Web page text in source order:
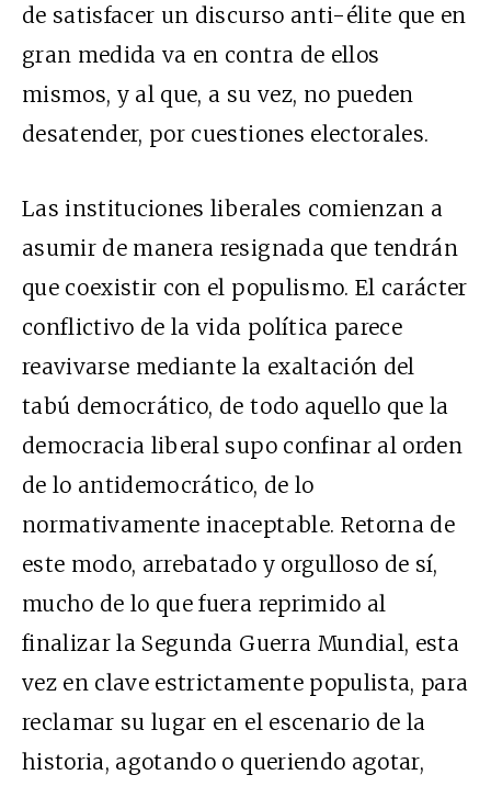
de satisfacer un discurso anti-élite que en
gran medida va en contra de ellos
mismos, y al que, a su vez, no pueden
desatender, por cuestiones electorales.
Las instituciones liberales comienzan a
asumir de manera resignada que tendrán
que coexistir con el populismo. El carácter
conflictivo de la vida política parece
reavivarse mediante la exaltación del
tabú democrático, de todo aquello que la
democracia liberal supo confinar al orden
de lo antidemocrático, de lo
normativamente inaceptable. Retorna de
este modo, arrebatado y orgulloso de sí,
mucho de lo que fuera reprimido al
finalizar la Segunda Guerra Mundial, esta
vez en clave estrictamente populista, para
reclamar su lugar en el escenario de la
historia, agotando o queriendo agotar,